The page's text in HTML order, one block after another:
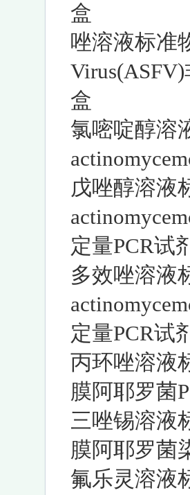
盒
唑溶液标准
盒
氯嘧啶醇溶
戊唑醇溶
定量PCR试
多效唑溶
定量PCR试
丙环唑溶液
膜阿耶罗菌
三唑锡溶液
膜阿耶罗菌
氟乐灵溶液